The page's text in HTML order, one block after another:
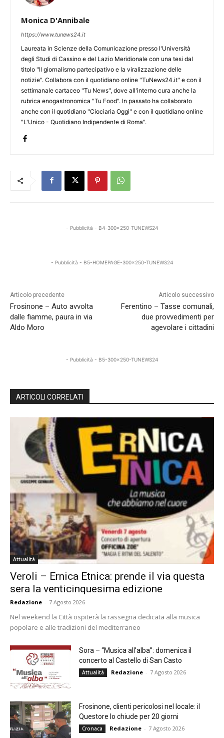
Monica D'Annibale
https://www.tunews24.it
Laureata in Scienze della Comunicazione presso l'Università
degli Studi di Cassino e del Lazio Meridionale con una tesi dal
titolo "Il giornalismo partecipativo e la viralizzazione delle
notizie". Collabora con il quotidiano online "TuNews24.it" e con il
settimanale cartaceo "Tu News", dove all'interno cura anche la
rubrica enogastronomica "Tu Food". In passato ha collaborato
anche con il quotidiano "Ciociaria Oggi" e con il quotidiano online
"L'Unico - Quotidiano Indipendente di Roma".
- Pubblicità - B4-300x250-TUNEWS24
- Pubblicità - B5-HOMEPAGE-300x250-TUNEWS24
Articolo precedente
Frosinone – Auto avvolta
dalle fiamme, paura in via
Aldo Moro
Articolo successivo
Ferentino – Tasse comunali,
due provvedimenti per
agevolare i cittadini
- Pubblicità - B5-300x250-TUNEWS24
ARTICOLI CORRELATI
Attualità
Veroli – Ernica Etnica: prende il via questa
sera la venticinquesima edizione
Redazione - 7 Agosto 2026
Nel weekend la Città ospiterà la rassegna dedicata alla musica
popolare e alle tradizioni del mediterraneo
Sora – “Musica all’alba”: domenica il
concerto al Castello di San Casto
Attualità Redazione - 7 Agosto 2026
Frosinone, clienti pericolosi nel locale: il
Questore lo chiude per 20 giorni
Cronaca Redazione - 7 Agosto 2026